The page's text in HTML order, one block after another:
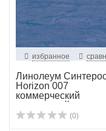
избранное
Линолеум
Horizon 007
коммерческий
гомогенный
(0)